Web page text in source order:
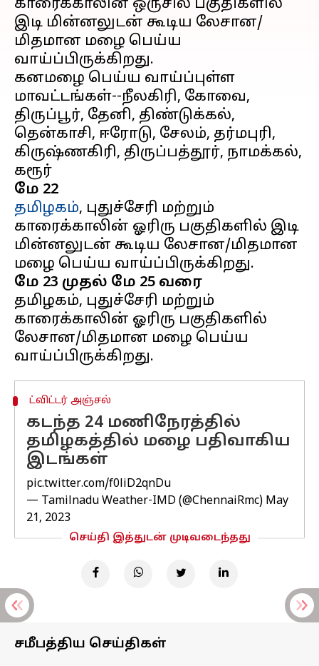
காரைக்காலின் ஒருசில பகுதிகளில்
இடி மின்னலுடன் கூடிய லேசான/
மிதமான மழை பெய்ய
வாய்ப்பிருக்கிறது.
கனமழை பெய்ய வாய்ப்புள்ள
மாவட்டங்கள்--நீலகிரி, கோவை,
திருப்பூர், தேனி, திண்டுக்கல்,
தென்காசி, ஈரோடு, சேலம், தர்மபுரி,
கிருஷ்ணகிரி, திருப்பத்தூர், நாமக்கல்,
மே 22
தமிழகம், புதுச்சேரி மற்றும்
காரைக்காலின் ஓரிரு பகுதிகளில் இடி
மின்னலுடன் கூடிய லேசான/மிதமான
மே 23 முதல் மே 25 வரை
தமிழகம், புதுச்சேரி மற்றும்
காரைக்காலின் ஓரிரு பகுதிகளில்
லேசான/மிதமான மழை பெய்ய
ட்விட்டர் அஞ்சல்
கடந்த 24 மணிநேரத்தில்
தமிழகத்தில் மழை பதிவாகிய
இடங்கள்
pic.twitter.com/f0liD2qnDu
— Tamilnadu Weather-IMD (@ChennaiRmc) May
21, 2023
செய்தி இத்துடன் முடிவடைந்தது
சமீபத்திய செய்திகள்